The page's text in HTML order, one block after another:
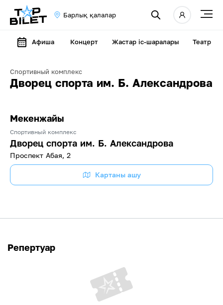
Барлық қалалар
Афиша Концерт Жастар іс-шаралары Театр
Спортивный комплекс
Дворец спорта им. Б. Александрова
Мекенжайы
Спортивный комплекс
Дворец спорта им. Б. Александрова
Проспект Абая, 2
Картаны ашу
Репертуар